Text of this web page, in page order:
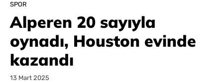
SPOR
Alperen 20 sayıyla
oynadı, Houston evinde
kazandı
13 Mart 2025